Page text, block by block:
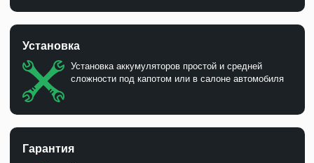
Установка
Установка аккумуляторов простой и средней
сложности под капотом или в салоне автомобиля
Гарантия